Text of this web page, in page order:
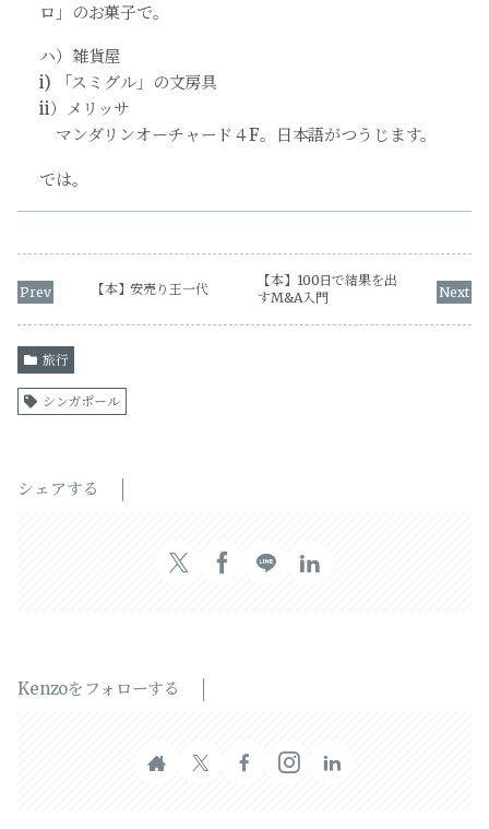
ロ」のお菓子で。
ハ）雑貨屋
i) 「スミグル」の文房具
ii）メリッサ
マンダリンオーチャード４F。日本語がつうじます。
では。
【本】安売り王一代
【本】100日で結果を出
すM&A入門
旅行
シンガポール
シェアする
Kenzoをフォローする